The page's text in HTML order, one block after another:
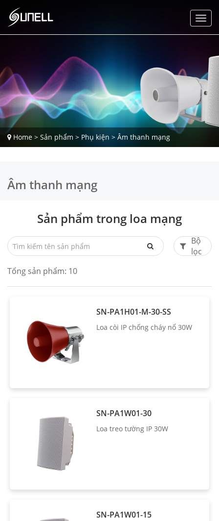
Home > Sản phẩm > Phụ kiện > Âm thanh mạng
Âm thanh mạng
Sản phẩm trong loa mạng
Bộ
lọc
Tổng sản phẩm: 10
SN-PA1H01-M-30-SS
Loa còi IP chống cháy nổ 30W
SN-PA1W01-30
Loa treo tường IP 30W
SN-PA1W01-15